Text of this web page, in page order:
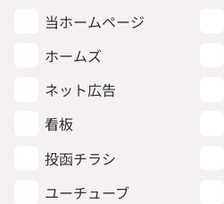
当ホームページ
ホームズ
ネット広告
看板
投函チラシ
ユーチューブ